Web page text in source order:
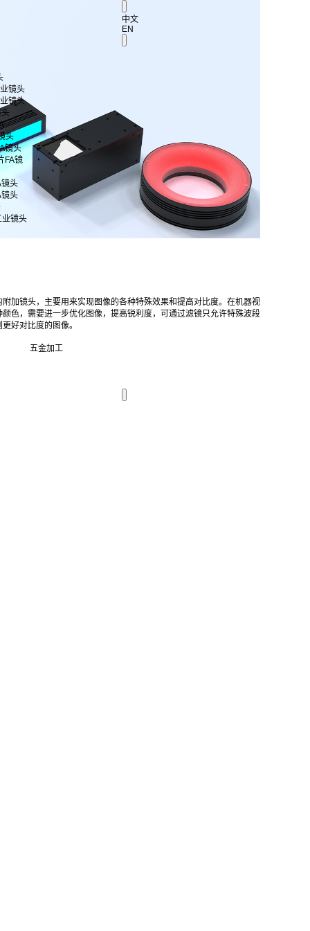
镜头
镜头
头
镜头
FA镜
头
头
业镜头
五金加工
中文
EN
加镜头，主要用来实现图像的各种特殊效果和提高对比度。在机器视
色，需要进一步优化图像，提高锐利度，可通过滤镜只允许特殊波段
好对比度的图像。